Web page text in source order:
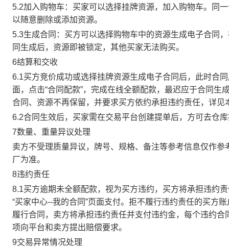
5.2加入购物车：买家可以选择挂牌资源，加入购物车。同
以随意删除或添加资源。
5.3生成合同：买方可以选择购物车中的资源生成电子合同
同生成后，资源即被锁定，其他买家无法购买。
6结算和交收
6.1买方竞价成功或选择挂牌资源生成电子合同后，此时合
面，点击“合同配款”，完成在线全额配款，最迟应于合同
合同、资源不再保留，并要求买方依约承担违约责任，详见
6.2合同生效后，买家需在交易平台创建提单后，方可去仓
7数量、重量异议处理
卖方不受理质量异议，牌号、规格、备注等参考信息仅作
厂为准。
8违约责任
8.1买方逾期未全额配款，视为买方违约，买方将承担违约
“买家中心--我的合同”页面支付。拒不履行违约责任的买方
履行合同，卖方将承担违约责任并支付违约金，每个违约
项向平台和卖方提出赔偿要求。
9交易异常情况处理